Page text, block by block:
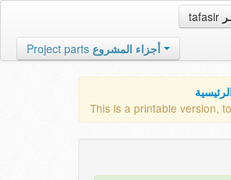
tafasir
Project parts أجزاء المشروع
This is a printable version,